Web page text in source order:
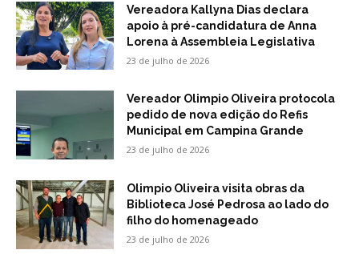
Vereadora Kallyna Dias declara
apoio à pré-candidatura de Anna
Lorena à Assembleia Legislativa
23 de julho de 2026
Vereador Olimpio Oliveira protocola
pedido de nova edição do Refis
Municipal em Campina Grande
23 de julho de 2026
Olimpio Oliveira visita obras da
Biblioteca José Pedrosa ao lado do
filho do homenageado
23 de julho de 2026